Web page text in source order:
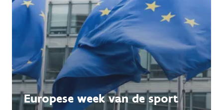
Europese week van de sport